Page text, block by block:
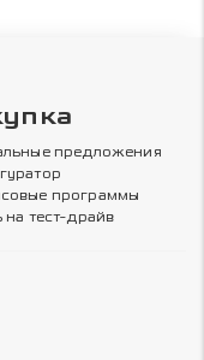
предложения
программы
на тест-драйв